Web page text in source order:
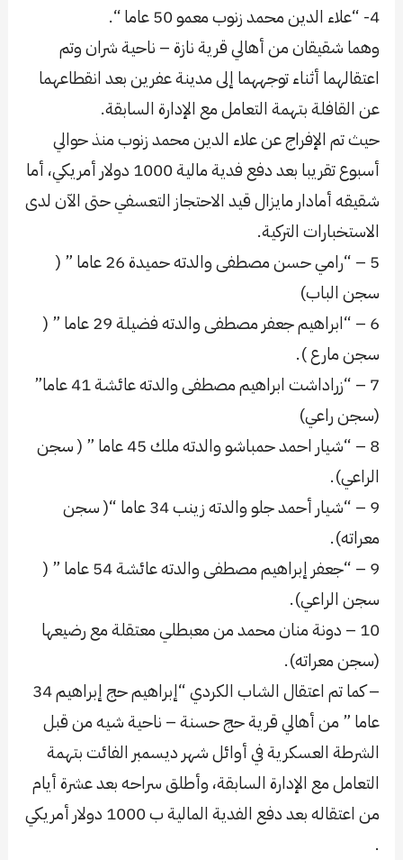
4- “علاء الدين محمد زنوب معمو 50 عاما “.
وهما شقيقان من أهالي قرية نازة – ناحية شران وتم
اعتقالهما أثناء توجههما إلى مدينة عفرين بعد انقطاعهما
عن القافلة بتهمة التعامل مع الإدارة السابقة.
حيث تم الإفراج عن علاء الدين محمد زنوب منذ حوالي
أسبوع تقريبا بعد دفع فدية مالية 1000 دولار أمريكي، أما
شقيقه أمادار مايزال قيد الاحتجاز التعسفي حتى الآن لدى
الاستخبارات التركية.
5 – “رامي حسن مصطفى والدته حميدة 26 عاما ” (
سجن الباب)
6 – “ابراهيم جعفر مصطفى والدته فضيلة 29 عاما ” (
سجن مارع ).
7 – “زراداشت ابراهيم مصطفى والدته عائشة 41 عاما”
(سجن راعي)
8 – “شيار احمد حمباشو والدته ملك 45 عاما ” ( سجن
الراعي).
9 – “شيار أحمد جلو والدته زينب 34 عاما “( سجن
معراته).
9 – “جعفر إبراهيم مصطفى والدته عائشة 54 عاما ” (
سجن الراعي).
10 – دونة منان محمد من معبطلي معتقلة مع رضيعها
(سجن معراته).
– كما تم اعتقال الشاب الكردي “إبراهيم حج إبراهيم 34
عاما ” من أهالي قرية حج حسنة – ناحية شيه من قبل
الشرطة العسكرية في أوائل شهر ديسمبر الفائت بتهمة
التعامل مع الإدارة السابقة، وأطلق سراحه بعد عشرة أيام
من اعتقاله بعد دفع الفدية المالية ب 1000 دولار أمريكي
.